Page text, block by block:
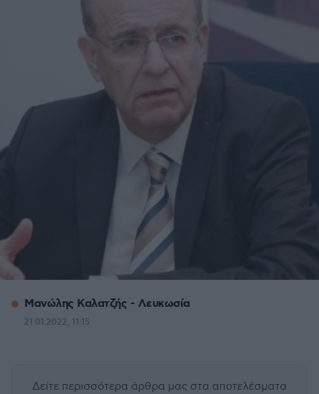
Μανώλης Καλατζής - Λευκωσία
21.01.2022, 11:15
Δείτε περισσότερα άρθρα μας στα αποτελέσματα